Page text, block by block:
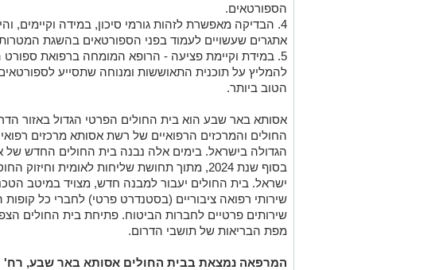
הספורטאים.
4. הבדיקה מאפשרת לזהות גורמי סיכון, במידה וקיימים,
אתגרים שעשויים לעמוד בפני הספורטאים בהשגת
5. במידת וקיימת פציעה - הרופא המומחה ברפואת
להמליץ על תוכנית התאוששות ומנוחה שתסייע
הטוב ביותר.
אסותא באר שבע הוא בית החולים הפרטי הגדול באזור
החולים והמרכזים הרפואיים של רשת אסותא מרכזים
הגדולה בישראל. בימים אלה נבנה בית החולים החדש
בסוף שנת 2024, מתוך תחושת שליחות לאומית
ישראל. בית החולים יעבור למבנה חדש, מצויד במיטב
שירותי רפואה ציבוריים (בסטנדרט פרטי) לחברי כל
שירותים פרטיים לחברות הביטוח. פתיחת בית החולים
מפת הבריאות של תושבי הדרום.